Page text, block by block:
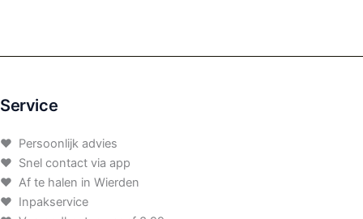
Service
♥ Persoonlijk advies
♥ Snel contact via app
♥ Af te halen in Wierden
♥ Inpakservice